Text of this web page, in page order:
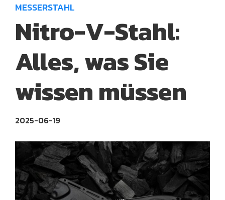
MESSERSTAHL
Nitro-V-Stahl:
Alles, was Sie
wissen müssen
2025-06-19